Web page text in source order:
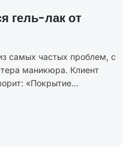
национальный
бытовые.
технологических